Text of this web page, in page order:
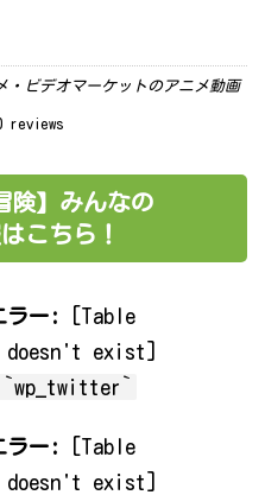
・ビデオマーケットのアニメ動画
reviews
険】みんなの
こちら！
ラー:
[Table
exist]
`wp_twitter`
ラー:
[Table
exist]